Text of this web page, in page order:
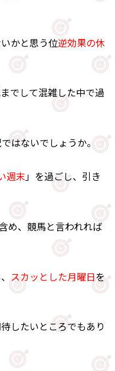
かと思う位逆効果の休
でして混雑した中で過
はないでしょうか。
週末」を過ごし、引き
め、競馬と言われれば
スカッとした月曜日を
したいところでもあり